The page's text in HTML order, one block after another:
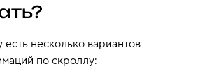
несколько вариантов
по скроллу: